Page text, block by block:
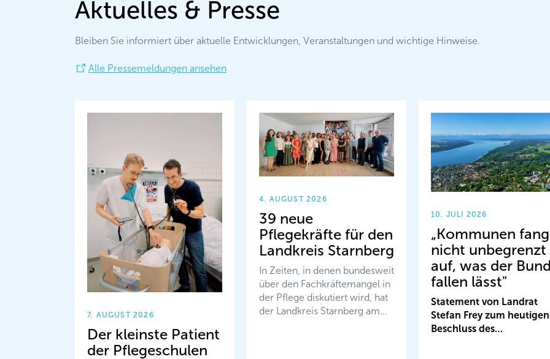
Aktuelles & Presse
Bleiben Sie informiert über aktuelle Entwicklungen, Veranstaltungen und wichtige Hinweise.
Alle Pressemeldungen ansehen
7. AUGUST 2026
Der kleinste Patient
der Pflegeschulen
4. AUGUST 2026
39 neue
Pflegekräfte für den
Landkreis Starnberg
In Zeiten, in denen bundesweit
über den Fachkräftemangel in
der Pflege diskutiert wird, hat
der Landkreis Starnberg am…
10. JULI 2026
„Kommunen
nicht unbegrenzt
auf, was der
fallen lässt"
Statement von Landrat
Stefan Frey zum heutigen
Beschluss des…